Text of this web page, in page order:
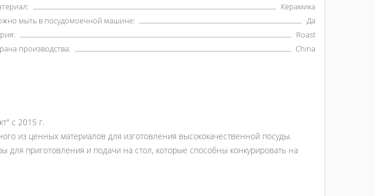
Керамика
мыть в посудомоечной машине:
Да
Roast
производства:
China
с 2015 г.
из ценных материалов для изготовления высококачественной посуды.
для приготовления и подачи на стол, которые способны конкурировать на